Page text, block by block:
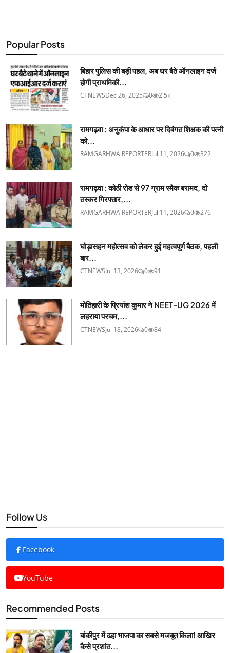
Popular Posts
बिहार पुलिस की बड़ी पहल, अब घर बैठे ऑनलाइन दर्ज
होगी प्राथमिकी...
CTNEWSDec 26, 2025 0 2.5k
रामगढ़वा : अनुकंपा के आधार पर दिवंगत शिक्षक की पत्नी
को...
RAMGARHWA REPORTERJul 11, 2026 0 322
रामगढ़वा : कोठी रोड से 97 ग्राम स्मैक बरामद, दो
तस्कर गिरफ्तार,...
RAMGARHWA REPORTERJul 11, 2026 0 276
घोड़ासहन महोत्सव को लेकर हुई महत्वपूर्ण बैठक, पहली
बार...
CTNEWSJul 13, 2026 0 91
मोतिहारी के प्रियांश कुमार ने NEET-UG 2026 में
लहराया परचम,...
CTNEWSJul 18, 2026 0 84
Follow Us
Facebook
YouTube
Recommended Posts
बांकीपुर में ढहा भाजपा का सबसे मजबूत किला! आखिर
कैसे प्रशांत...